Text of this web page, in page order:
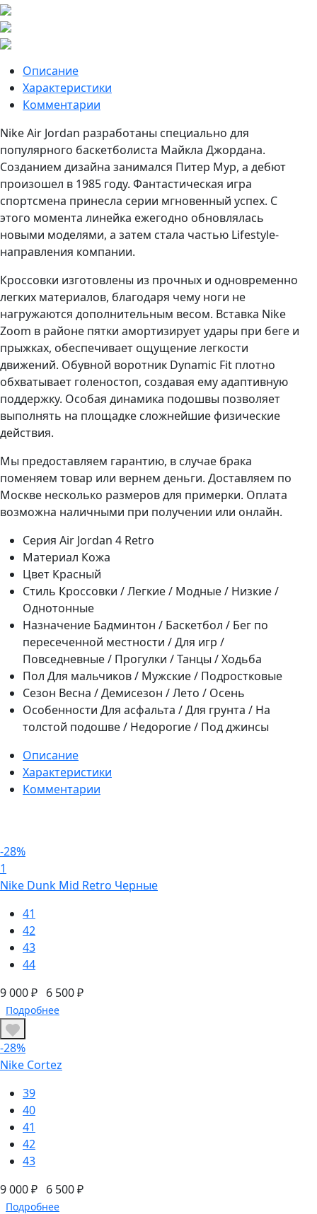
Описание
Характеристики
Комментарии
Nike Air Jordan разработаны специально для
популярного баскетболиста Майкла Джордана.
Созданием дизайна занимался Питер Мур, а дебют
произошел в 1985 году. Фантастическая игра
спортсмена принесла серии мгновенный успех. С
этого момента линейка ежегодно обновлялась
новыми моделями, а затем стала частью Lifestyle-
направления компании.
Кроссовки изготовлены из прочных и одновременно
легких материалов, благодаря чему ноги не
нагружаются дополнительным весом. Вставка Nike
Zoom в районе пятки амортизирует удары при беге и
прыжках, обеспечивает ощущение легкости
движений. Обувной воротник Dynamic Fit плотно
обхватывает голеностоп, создавая ему адаптивную
поддержку. Особая динамика подошвы позволяет
выполнять на площадке сложнейшие физические
действия.
Мы предоставляем гарантию, в случае брака
поменяем товар или вернем деньги. Доставляем по
Москве несколько размеров для примерки. Оплата
возможна наличными при получении или онлайн.
Серия Air Jordan 4 Retro
Материал Кожа
Цвет Красный
Стиль Кроссовки / Легкие / Модные / Низкие /
Однотонные
Назначение Бадминтон / Баскетбол / Бег по
пересеченной местности / Для игр /
Повседневные / Прогулки / Танцы / Ходьба
Пол Для мальчиков / Мужские / Подростковые
Сезон Весна / Демисезон / Лето / Осень
Особенности Для асфальта / Для грунта / На
толстой подошве / Недорогие / Под джинсы
Описание
Характеристики
Комментарии
-28%
1
Nike Dunk Mid Retro Черные
41
42
43
44
9 000 ₽ 6 500 ₽
Подробнее
-28%
Nike Cortez
39
40
41
42
43
9 000 ₽ 6 500 ₽
Подробнее